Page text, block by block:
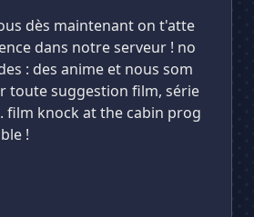
dès maintenant on t'atte
dans notre serveur ! no
: des anime et nous som
toute suggestion film, série
film knock at the cabin prog
!
🍿Ciné LK10
🍿Ciné LK10
supprimer ton avis de ce
Supprimer
🍿Ciné LK10